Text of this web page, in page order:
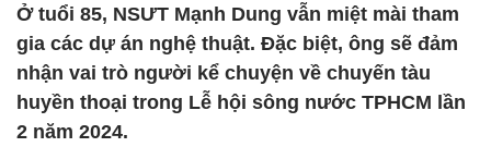
Ở tuổi 85, NSƯT Mạnh Dung vẫn miệt mài tham
gia các dự án nghệ thuật. Đặc biệt, ông sẽ đảm
nhận vai trò người kể chuyện về chuyến tàu
huyền thoại trong Lễ hội sông nước TPHCM lần
2 năm 2024.